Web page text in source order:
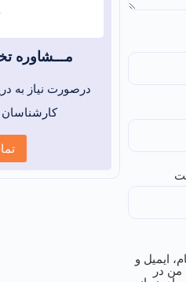
ایمیل و
من در
مـــشاوره
درصورت نیاز به
کارشناسان